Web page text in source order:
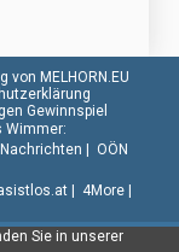
Sie in unserer
von MELHORN.EU
Gewinnspiel
Wimmer:
OÖN
| 4More|